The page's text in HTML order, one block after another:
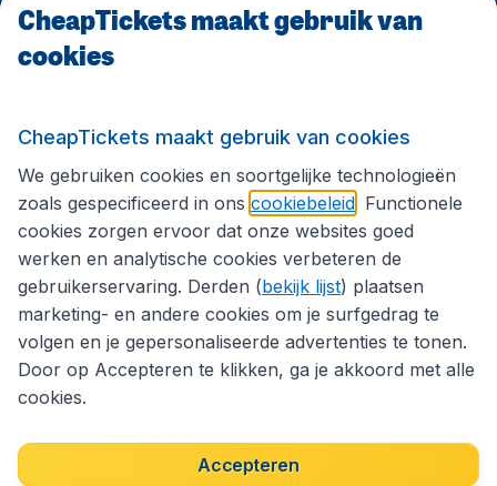
Internationale sites
Volg CheapTickets.nl
Privacybeleid
CheapTickets maakt gebruik van
cookies
CheapTickets maakt gebruik van cookies
We gebruiken cookies en soortgelijke technologieën
zoals gespecificeerd in ons cookiebeleid . Functionele
cookies zorgen ervoor dat onze websites goed
werken en analytische cookies verbeteren de
gebruikerservaring. Derden (bekijk lijst) plaatsen
marketing- en andere cookies om je surfgedrag te
volgen en je gepersonaliseerde advertenties te tonen.
Door op Accepteren te klikken, ga je akkoord met alle
cookies.
Accepteren